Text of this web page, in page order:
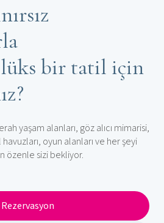
bir tatil için
yaşam alanları, göz alıcı mimarisi,
oyun alanları ve her şeyi
özenle sizi bekliyor.
Rezervasyon